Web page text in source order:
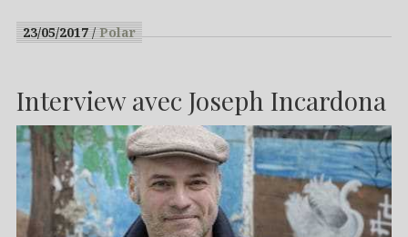
23/05/2017 Polar
Interview avec Joseph Incardona